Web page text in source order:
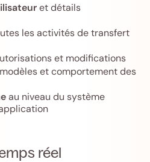
et détails
les activités de transfert
et modifications
modèles et comportement des
au niveau du système
réel